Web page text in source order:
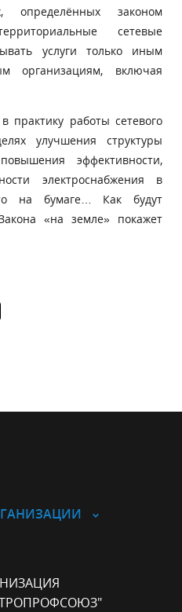
определённых законом
сетевые
услуги только иным
организациям, включая
практику работы сетевого
улучшения структуры
эффективности,
электроснабжения в
на бумаге… Как будут
«на земле» покажет